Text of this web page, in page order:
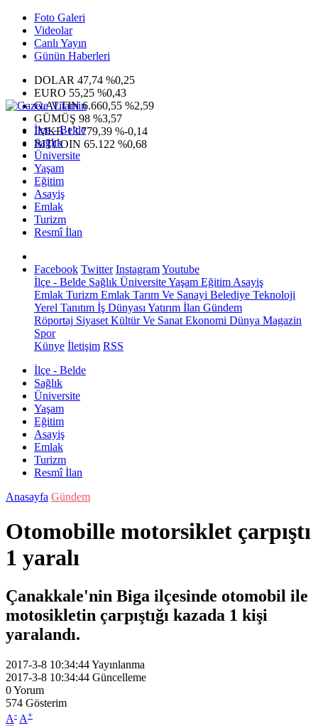
Foto Galeri
Videolar
Canlı Yayın
Günün Haberleri
DOLAR 47,74 %0,25
EURO 55,25 %0,43
G.ALTIN6.660,55 %2,59
GÜMÜŞ 98 %3,57
IMKB13.779,39 %-0,14
BITCOIN 65.122 %0,68
İlçe - Belde
Sağlık
Üniversite
Yaşam
Eğitim
Asayiş
Emlak
Turizm
Resmî İlan
Facebook Twitter InstagramYoutube
İlçe - Belde Sağlık ÜniversiteYaşam Eğitim Asayiş
Emlak Turizm Emlak Tarım Ve Sanayi Belediye Teknoloji
Yerel Tanıtım İş Dünyası Yatırım İlan Gündem
Röportaj Siyaset Kültür Ve Sanat Ekonomi Dünya Magazin
Spor
Künye İletişim RSS
İlçe - Belde
Sağlık
Üniversite
Yaşam
Eğitim
Asayiş
Emlak
Turizm
Resmî İlan
Anasayfa Gündem
Otomobille motorsiklet çarpıştı
1 yaralı
Çanakkale'nin Biga ilçesinde otomobil ile
motosikletin çarpıştığı kazada 1 kişi
yaralandı.
2017-3-8 10:34:44Yayınlanma
2017-3-8 10:34:44 Güncelleme
0Yorum
574 Gösterim
A- A+